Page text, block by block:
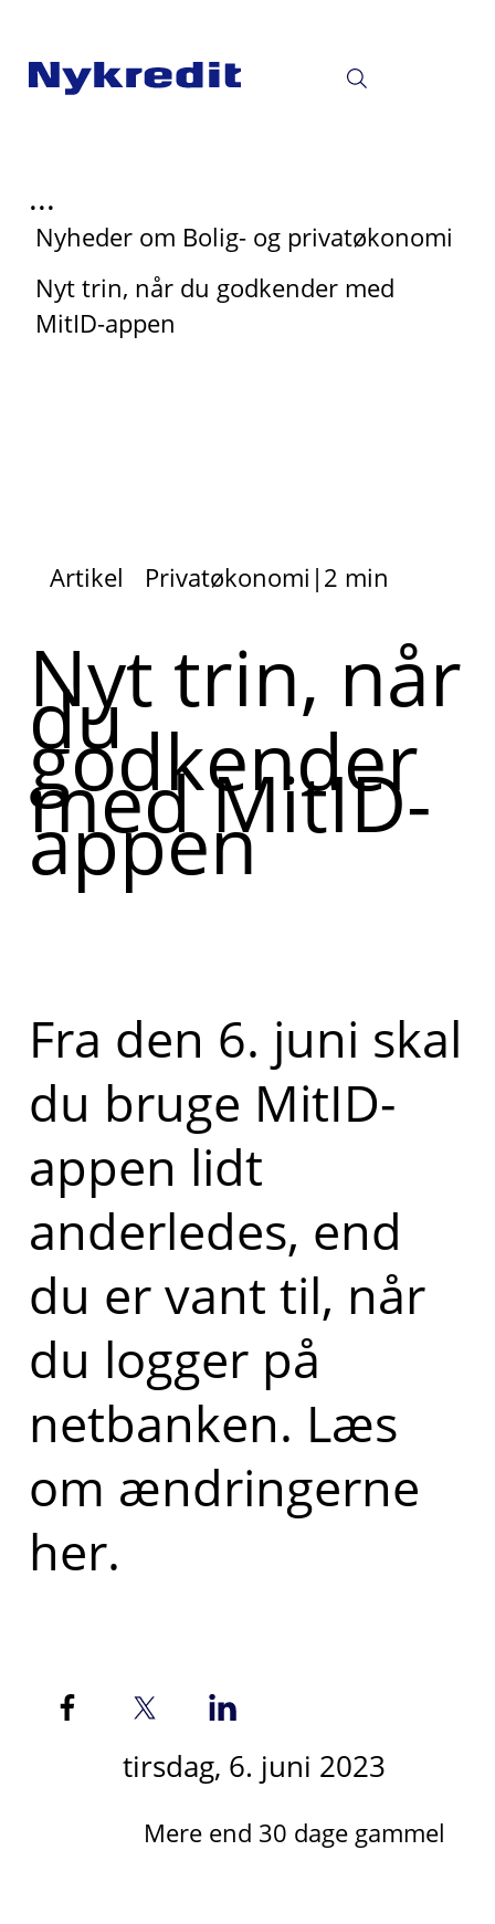
...
Nyheder om Bolig- og privatøkonomi
Nyt trin, når du godkender med
MitID-appen
Artikel Privatøkonomi |2 min
Nyt trin, når
du
godkender
med MitID-
appen
Fra den 6. juni skal
du bruge MitID-
appen lidt
anderledes, end
du er vant til, når
du logger på
netbanken. Læs
om ændringerne
her.
tirsdag, 6. juni 2023
Mere end 30 dage gammel